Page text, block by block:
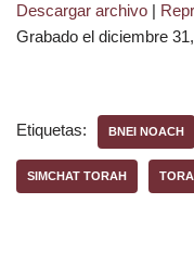
p
r
u
Descargar archivo |
Grabado el diciembre
Etiquetas: BNEI NOACH
SIMCHAT TORAH